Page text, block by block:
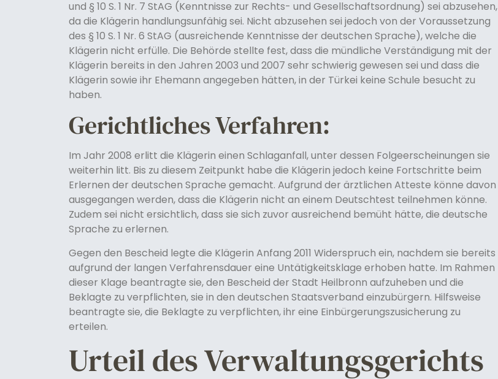
und § 10 S. 1 Nr. 7 StAG (Kenntnisse zur Rechts- und Gesellschaftsordnung) sei abzusehen,
da die Klägerin handlungsunfähig sei. Nicht abzusehen sei jedoch von der Voraussetzung
des § 10 S. 1 Nr. 6 StAG (ausreichende Kenntnisse der deutschen Sprache), welche die
Klägerin nicht erfülle. Die Behörde stellte fest, dass die mündliche Verständigung mit der
Klägerin bereits in den Jahren 2003 und 2007 sehr schwierig gewesen sei und dass die
Klägerin sowie ihr Ehemann angegeben hätten, in der Türkei keine Schule besucht zu
haben.
Gerichtliches Verfahren:
Im Jahr 2008 erlitt die Klägerin einen Schlaganfall, unter dessen Folgeerscheinungen sie
weiterhin litt. Bis zu diesem Zeitpunkt habe die Klägerin jedoch keine Fortschritte beim
Erlernen der deutschen Sprache gemacht. Aufgrund der ärztlichen Atteste könne davon
ausgegangen werden, dass die Klägerin nicht an einem Deutschtest teilnehmen könne.
Zudem sei nicht ersichtlich, dass sie sich zuvor ausreichend bemüht hätte, die deutsche
Sprache zu erlernen.
Gegen den Bescheid legte die Klägerin Anfang 2011 Widerspruch ein, nachdem sie bereits
aufgrund der langen Verfahrensdauer eine Untätigkeitsklage erhoben hatte. Im Rahmen
dieser Klage beantragte sie, den Bescheid der Stadt Heilbronn aufzuheben und die
Beklagte zu verpflichten, sie in den deutschen Staatsverband einzubürgern. Hilfsweise
beantragte sie, die Beklagte zu verpflichten, ihr eine Einbürgerungszusicherung zu
erteilen.
Urteil des Verwaltungsgerichts